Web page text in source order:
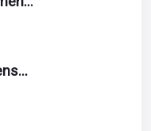
El Video. Indispensable En Tu Estrategia De Contenidos.